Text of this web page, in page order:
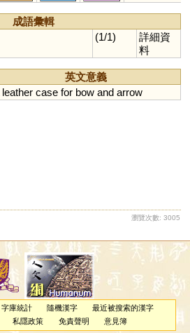
成語彙輯
(1/1)
詳細資
料
英文意義
leather case for bow and arrow
瀏覽次數: 3005
字庫統計 隨機漢字
最近被搜索的漢字
私隱政策 免責聲明 意見簿